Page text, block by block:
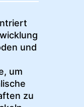
und
um
zu